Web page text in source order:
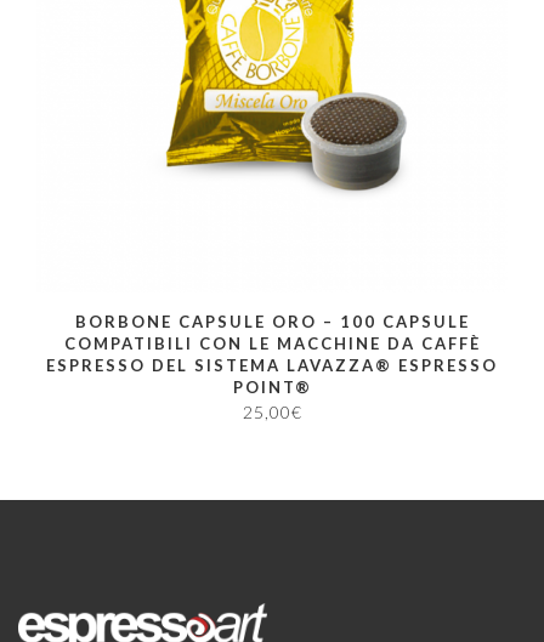
BORBONE CAPSULE ORO – 100 CAPSULE
COMPATIBILI CON LE MACCHINE DA CAFFÈ
ESPRESSO DEL SISTEMA LAVAZZA® ESPRESSO
POINT®
25,00€